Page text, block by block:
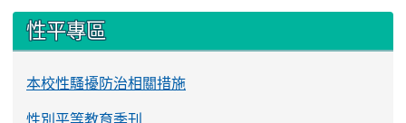
性平專區
本校性騷擾防治相關措施